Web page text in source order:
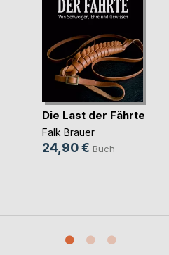
Die Last der Fährte
Falk Brauer
24,90 € Buch